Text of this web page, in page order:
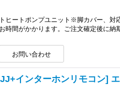
ヒートポンプユニット※脚カバー、
時間がかかります。ご注文確定後に納
インターホンリモコン]